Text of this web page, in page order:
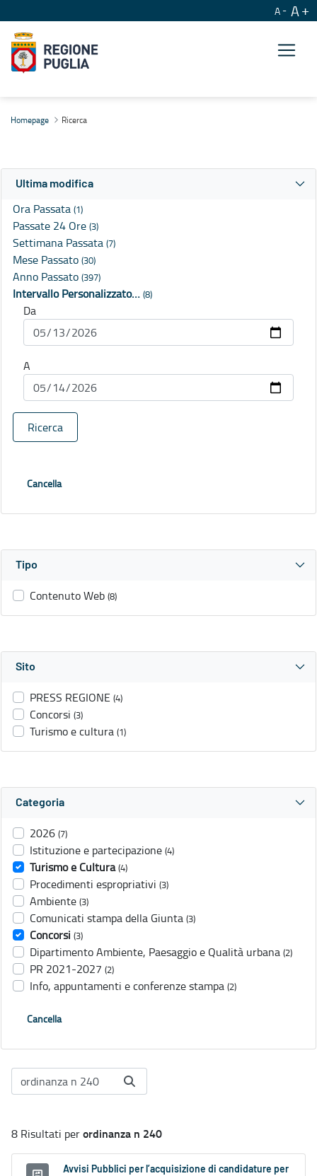
A A
Homepage Ricerca
Ultima modifica
Ora Passata (1)
Passate 24 Ore (3)
Settimana Passata (7)
Mese Passato (30)
Anno Passato (397)
Intervallo Personalizzato… (8)
Da
A
Ricerca
Cancella
Tipo
Contenuto Web (8)
Sito
PRESS REGIONE (4)
Concorsi (3)
Turismo e cultura (1)
Categoria
2026 (7)
Istituzione e partecipazione (4)
Turismo e Cultura (4)
Procedimenti espropriativi (3)
Ambiente (3)
Comunicati stampa della Giunta (3)
Concorsi (3)
Dipartimento Ambiente, Paesaggio e Qualità urbana (2)
PR 2021-2027 (2)
Info, appuntamenti e conferenze stampa (2)
Cancella
8 Risultati perordinanza n 240
Avvisi Pubblici per l’acquisizione di candidature per